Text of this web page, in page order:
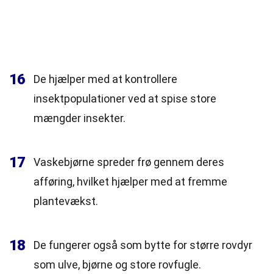
16
De hjælper med at kontrollere
insektpopulationer ved at spise store
mængder insekter.
17
Vaskebjørne spreder frø gennem deres
afføring, hvilket hjælper med at fremme
plantevækst.
18
De fungerer også som bytte for større rovdyr
som ulve, bjørne og store rovfugle.